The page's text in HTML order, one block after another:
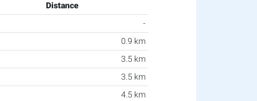
Distance
-
0.9 km
3.5 km
3.5 km
4.5 km